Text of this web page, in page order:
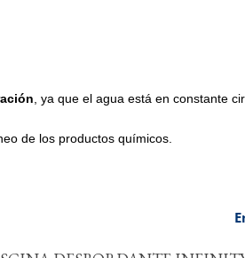
, ya que el agua está en constante
de los productos químicos.